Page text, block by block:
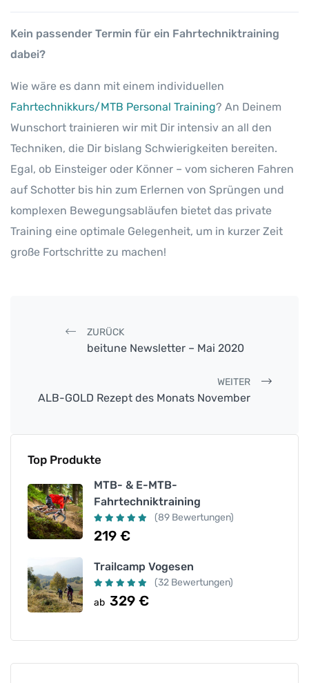
Kein passender Termin für ein Fahrtechniktraining
dabei?
Wie wäre es dann mit einem individuellen
Fahrtechnikkurs/MTB Personal Training? An Deinem
Wunschort trainieren wir mit Dir intensiv an all den
Techniken, die Dir bislang Schwierigkeiten bereiten.
Egal, ob Einsteiger oder Könner – vom sicheren Fahren
auf Schotter bis hin zum Erlernen von Sprüngen und
komplexen Bewegungsabläufen bietet das private
Training eine optimale Gelegenheit, um in kurzer Zeit
große Fortschritte zu machen!
Post navigation
ZURÜCK
beitune Newsletter – Mai 2020
WEITER
ALB-GOLD Rezept des Monats November
Top Produkte
MTB- & E-MTB-
Fahrtechniktraining
(89 Bewertungen)
219 €
Trailcamp Vogesen
(32 Bewertungen)
ab 329 €